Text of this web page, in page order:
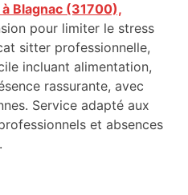
Blagnac (31700),
pour limiter le stress
sitter professionnelle,
incluant alimentation,
rassurante, avec
Service adapté aux
et absences